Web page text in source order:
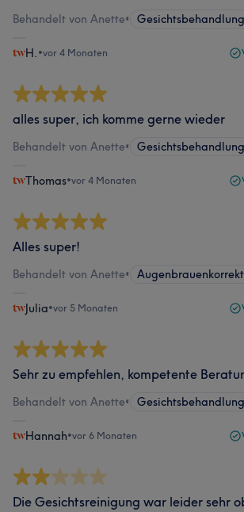
Behandelt von Anette•
H. •vor 4 Monaten
alles super, ich komme gerne wieder
Behandelt von Anette•
Thomas•vor 4 Monaten
Alles super!
Behandelt von Anette•
Julia•vor 5 Monaten
Sehr zu empfehlen, kompetente
Behandelt von Anette•
Hannah•vor 6 Monaten
Die Gesichtsreinigung war leider sehr